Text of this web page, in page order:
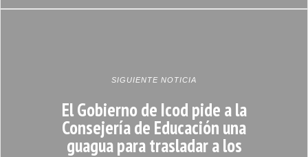
SIGUIENTE NOTICIA
El Gobierno de Icod pide a la
Consejería de Educación una
guagua para trasladar a los